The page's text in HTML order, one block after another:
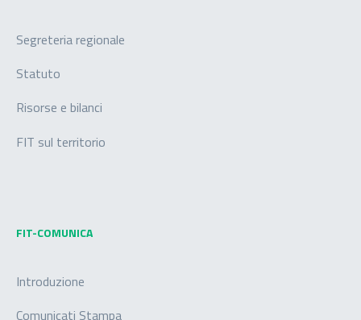
Segreteria regionale
Statuto
Risorse e bilanci
FIT sul territorio
FIT-COMUNICA
Introduzione
Comunicati Stampa